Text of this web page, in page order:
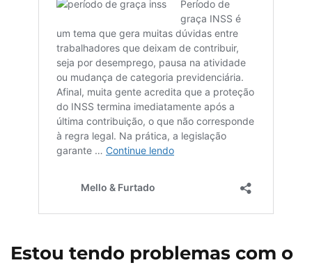
Estou tendo problemas com o